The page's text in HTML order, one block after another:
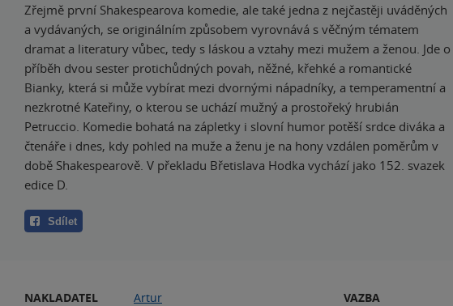
Zřejmě první Shakespearova komedie, ale také jedna z nejčastěji uváděných
a vydávaných, se originálním způsobem vyrovnává s věčným tématem
dramat a literatury vůbec, tedy s láskou a vztahy mezi mužem a ženou. Jde o
příběh dvou sester protichůdných povah, něžné, křehké a romantické
Bianky, která si může vybírat mezi dvornými nápadníky, a temperamentní a
nezkrotné Kateřiny, o kterou se uchází mužný a prostořeký hrubián
Petruccio. Komedie bohatá na zápletky i slovní humor potěší srdce diváka a
čtenáře i dnes, kdy pohled na muže a ženu je na hony vzdálen poměrům v
době Shakespearově. V překladu Břetislava Hodka vychází jako 152. svazek
edice D.
Sdílet
NAKLADATEL
Artur
VAZBA